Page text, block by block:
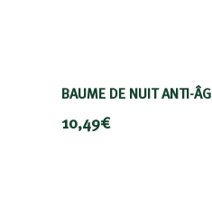
BAUME DE NUIT ANTI-
10,49€10,49€